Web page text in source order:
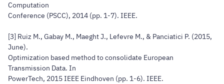
Computation
Conference (PSCC), 2014 (pp. 1-7). IEEE.
[3] Ruiz M., Gabay M., Maeght J., Lefevre M., & Panciatici P. (2015,
June).
Optimization based method to consolidate European
Transmission Data. In
PowerTech, 2015 IEEE Eindhoven (pp. 1-6). IEEE.